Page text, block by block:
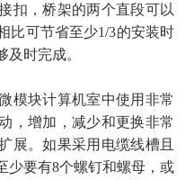
扣，桥架的两个直段可以
比可节省至少1/3的安装时
时完成。
模块计算机室中使用非常
，增加，减少和更换非常
展。如果采用电缆线槽且
少要有8个螺钉和螺母，或